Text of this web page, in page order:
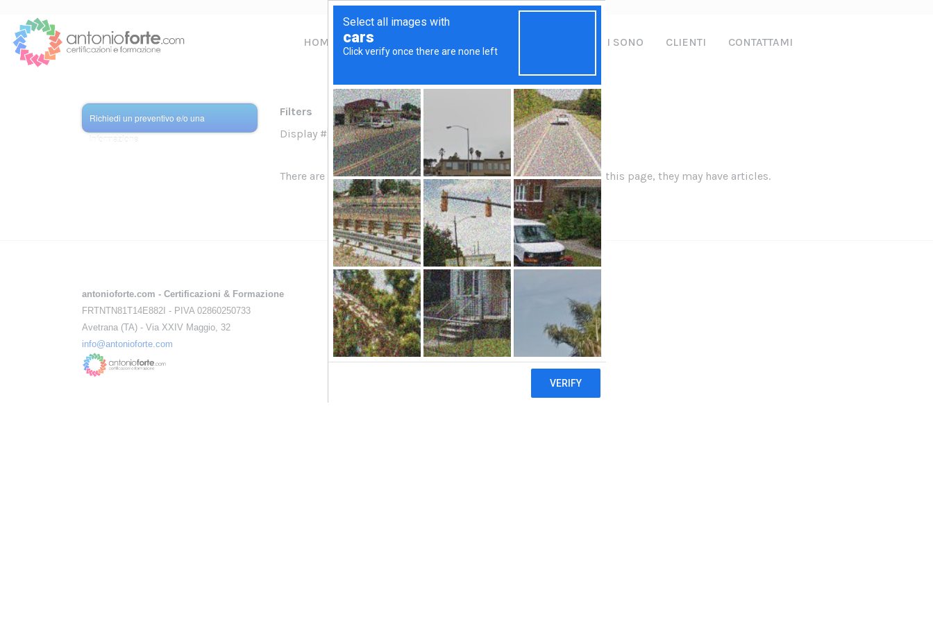
HOME CONSULENZA CHI SONO CLIENTI CONTATTAMI
Filters
Display #
There are no articles in this category. If subcategories display on this page, they may have articles.
Richiedi un preventivo e/o una
informazione
antonioforte.com - Certificazioni & Formazione
FRTNTN81T14E882I - PIVA 02860250733
Avetrana (TA) - Via XXIV Maggio, 32
info@antonioforte.com
Privacy Policy
Contattami
Trova